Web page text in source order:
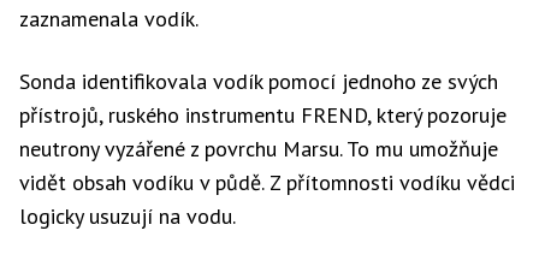
zaznamenala vodík.
Sonda identifikovala vodík pomocí jednoho ze svých
přístrojů, ruského instrumentu FREND, který pozoruje
neutrony vyzářené z povrchu Marsu. To mu umožňuje
vidět obsah vodíku v půdě. Z přítomnosti vodíku vědci
logicky usuzují na vodu.